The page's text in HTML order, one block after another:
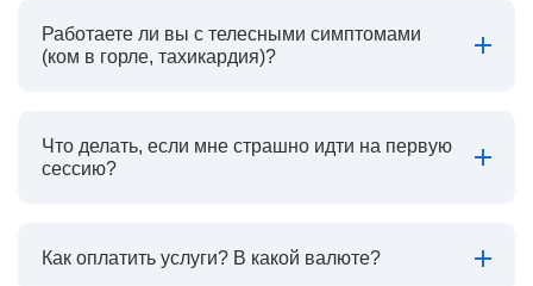
Работаете ли вы с телесными симптомами
(ком в горле, тахикардия)?
Что делать, если мне страшно идти на первую
сессию?
Как оплатить услуги? В какой валюте?